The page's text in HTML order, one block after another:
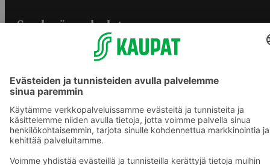
S-ryhmän palvelut
Yhteishyvä Ruoka -sovellus
S-ostoslista -sovellus
Prisma.fi
Sokos.fi
S-Pankki